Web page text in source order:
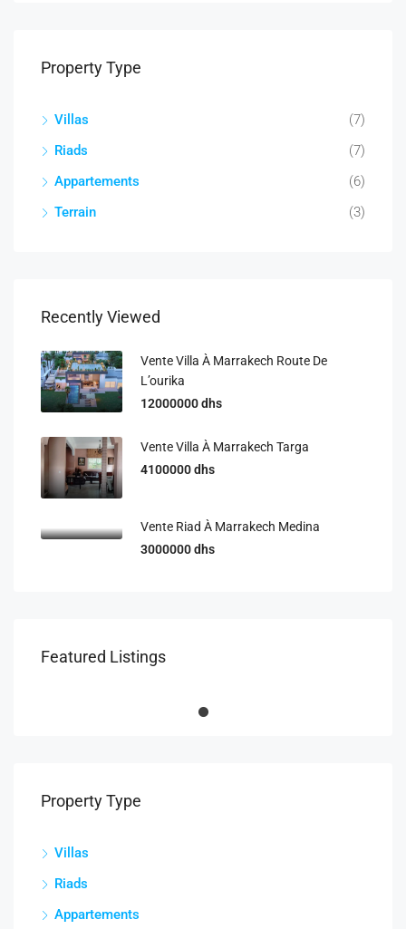
Property Type
Villas
(7)
Riads
(7)
Appartements
(6)
Terrain
(3)
Recently Viewed
Vente Villa À Marrakech Route De
L’ourika
12000000 dhs
Vente Villa À Marrakech Targa
4100000 dhs
Vente Riad À Marrakech Medina
3000000 dhs
Featured Listings
Property Type
Villas
Riads
Appartements